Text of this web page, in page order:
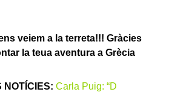
veiem a la terreta!!! Gràcies
la teua aventura a Grècia
NOTÍCIES: Carla Puig: “D